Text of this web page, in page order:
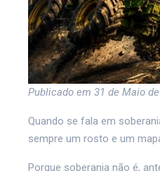
Publicado em 31 de Maio
Quando se fala em
sempre um rosto e um
Porque soberania não é,